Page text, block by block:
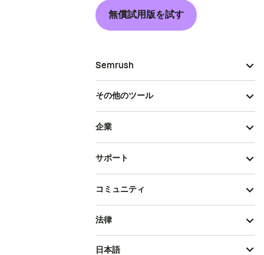
無償試用版を試す
Semrush
その他のツール
企業
サポート
コミュニティ
法律
日本語